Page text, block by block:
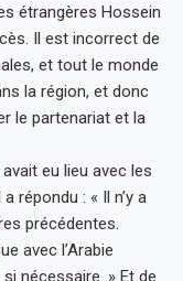
étrangères Hossein
Il est incorrect de
et tout le monde
la région, et donc
le partenariat et la
eu lieu avec les
répondu : « Il n’y a
précédentes.
avec l’Arabie
nécessaire. » Et de